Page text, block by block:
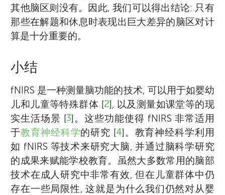
其他脑区则没有。因此, 我们可以得出结论: 只有
那些在解题和休息时表现出巨大差异的脑区对计
算是十分重要的。
小结
fNIRS 是一种测量脑功能的技术, 可以用于如婴幼
儿和儿童等特殊群体 [2], 以及测量如课堂等的现
实生活场景 [3]。这些功能使得 fNIRS 非常适用
于教育神经科学的研究 [4]。教育神经科学利用
如 fNIRS 等技术来研究大脑, 并通过脑科学研究
的成果来赋能学校教育。虽然大多数常用的脑部
技术在成人研究中非常有效, 但在儿童群体中仍
存在一些局限性, 这就是为什么我们仍然对从婴